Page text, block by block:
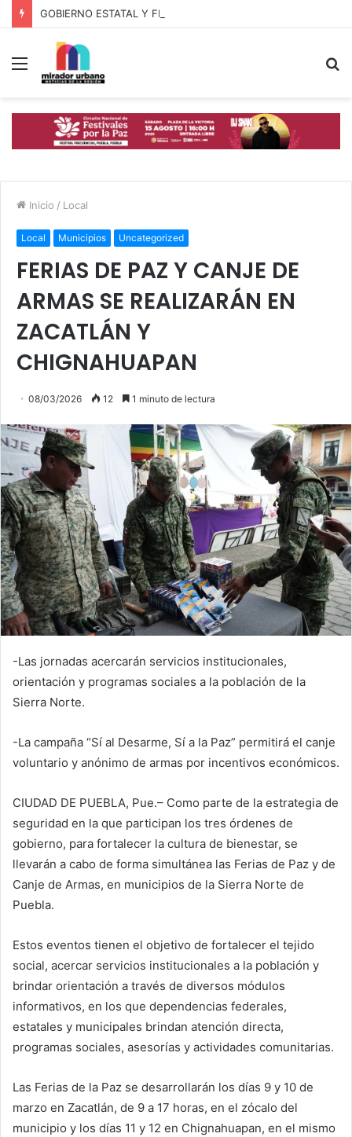
Menú
Inicio / Local
Local Municipios Uncategorized
FERIAS DE PAZ Y CANJE DE
ARMAS SE REALIZARÁN EN
ZACATLÁN Y
CHIGNAHUAPAN
08/03/2026 12 1 minuto de lectura
-Las jornadas acercarán servicios institucionales,
orientación y programas sociales a la población de la
Sierra Norte.
-La campaña “Sí al Desarme, Sí a la Paz” permitirá el canje
voluntario y anónimo de armas por incentivos económicos.
CIUDAD DE PUEBLA, Pue.– Como parte de la estrategia de
seguridad en la que participan los tres órdenes de
gobierno, para fortalecer la cultura de bienestar, se
llevarán a cabo de forma simultánea las Ferias de Paz y de
Canje de Armas, en municipios de la Sierra Norte de
Puebla.
Estos eventos tienen el objetivo de fortalecer el tejido
social, acercar servicios institucionales a la población y
brindar orientación a través de diversos módulos
informativos, en los que dependencias federales,
estatales y municipales brindan atención directa,
programas sociales, asesorías y actividades comunitarias.
Las Ferias de la Paz se desarrollarán los días 9 y 10 de
marzo en Zacatlán, de 9 a 17 horas, en el zócalo del
municipio y los días 11 y 12 en Chignahuapan, en el mismo